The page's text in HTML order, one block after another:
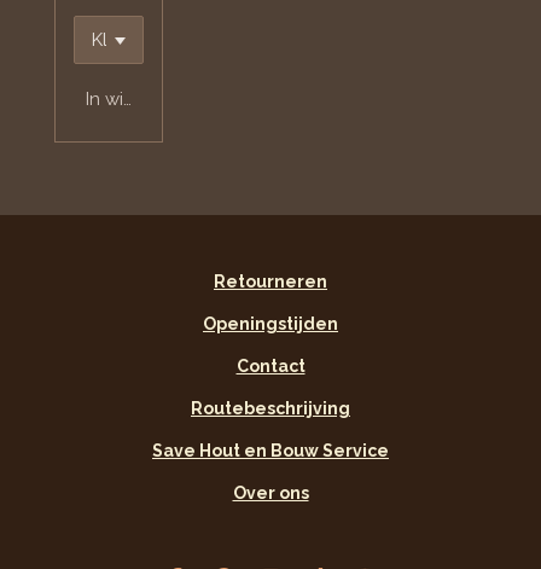
In winkelwagen
Retourneren
Openingstijden
Contact
Routebeschrijving
Save Hout en Bouw Service
Over ons